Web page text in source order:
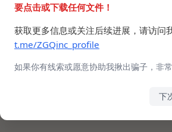
要点击或下载任何文件！
获取更多信息或关注后续进展，请访问
t.me/ZGQinc_profile
如果你有线索或愿意协助我揪出骗子，非
下